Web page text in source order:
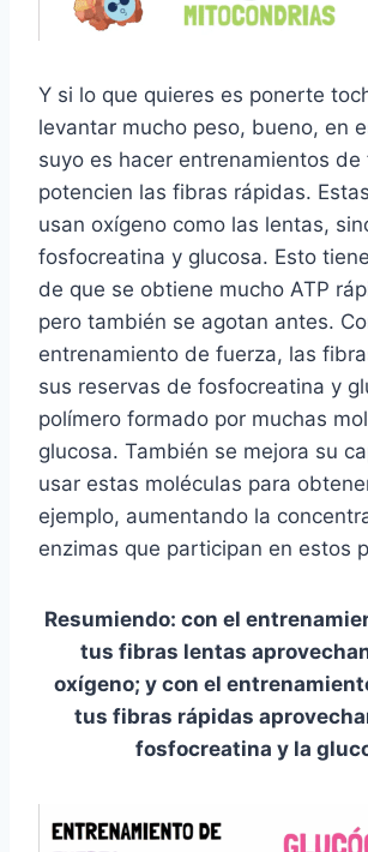
Y si lo que quieres es ponerte
levantar mucho peso, bueno, en
suyo es hacer entrenamientos de
potencien las fibras rápidas.
usan oxígeno como las lentas,
fosfocreatina y glucosa. Esto
de que se obtiene mucho ATP
pero también se agotan antes.
entrenamiento de fuerza, las
sus reservas de fosfocreatina y
polímero formado por muchas
glucosa. También se mejora su
usar estas moléculas para
ejemplo, aumentando la
enzimas que participan en estos
Resumiendo: con el
tus fibras lentas
oxígeno; y con el
tus fibras rápidas
fosfocreatina y la